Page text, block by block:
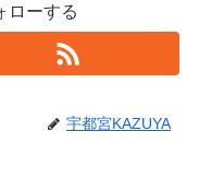
ローする
宇都宮KAZUYA